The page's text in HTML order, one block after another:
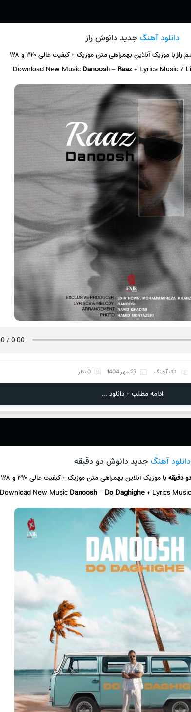
دانلود آهنگ جدید دانوش راز
رازبا موزیک آنلاینبهمراهی متن موزیک + کیفیت عالی ۳۲۰ و ۱۲۸
Download New Music Danoosh– Raaz+ Lyrics Music /
تک آهنگ 27 مهر 1404 0 نظر
ادامه مطلب + دانلود ...
دانلود آهنگ جدید دانوش دو دقیقه
دو دقیقهبا موزیک آنلاینبهمراهی متن موزیک + کیفیت عالی ۳۲۰ و ۱۲۸
Download New Music Danoosh– Do Daghighe+ Lyrics